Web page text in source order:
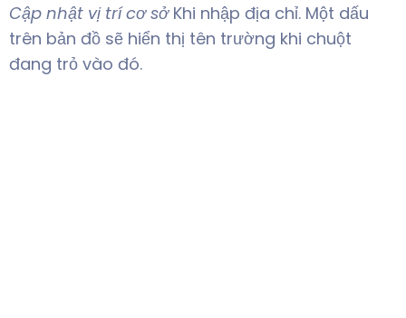
Cập nhật vị trí cơ sởKhi nhập địa chỉ. Một dấu
trên bản đồ sẽ hiển thị tên trường khi chuột
đang trỏ vào đó.